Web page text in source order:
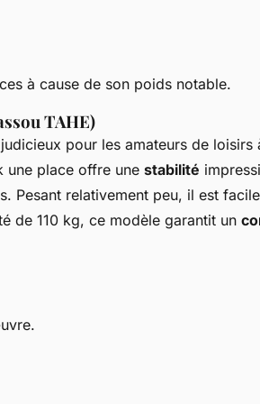
à cause de son poids notable.
TAHE)
pour les amateurs de loisirs
une place offre une stabilité
Pesant relativement peu, il est
de 110 kg, ce modèle garantit un